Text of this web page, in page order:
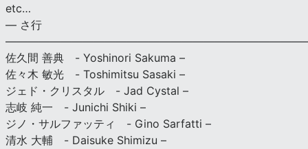
etc…
— さ行
佐久間 善典 - Yoshinori Sakuma –
佐々木 敏光 - Toshimitsu Sasaki –
ジェド・クリスタル - Jad Cystal –
志岐 純一 - Junichi Shiki –
ジノ・サルファッティ - Gino Sarfatti –
清水 大輔 - Daisuke Shimizu –